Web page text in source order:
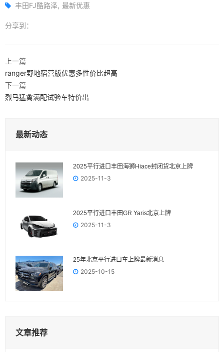
丰田FJ酷路泽 最新优惠
分享到：
上一篇
ranger野地宿营版优惠多性价比超高
下一篇
烈马猛禽满配试验车特价出
最新动态
2025平行进口丰田海狮Hiace封闭货北京上牌
2025-11-3
2025平行进口丰田GR Yaris‌北京上牌
2025-11-3
25年北京平行进口车上牌最新消息
2025-10-15
文章推荐